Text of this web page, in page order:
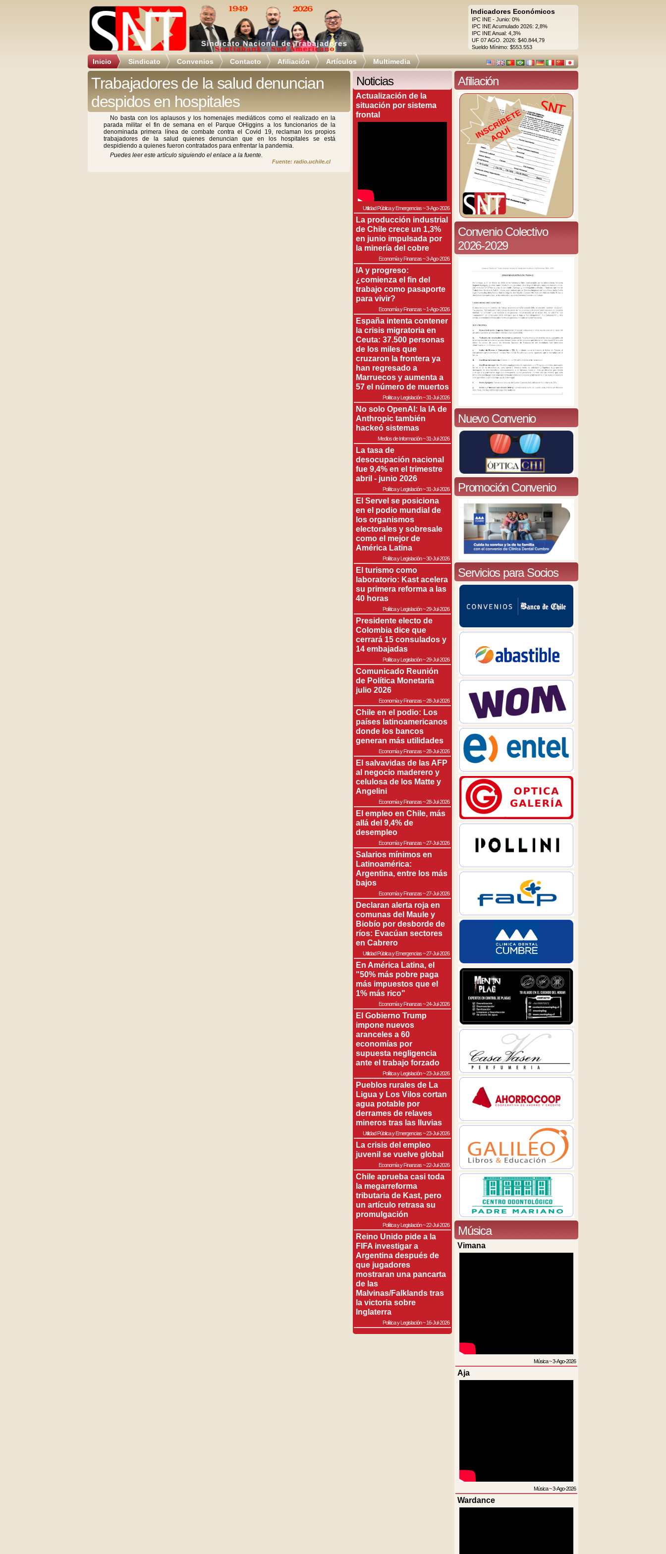
Indicadores Económicos
IPC INE - Junio: 0%
IPC INE Acumulado 2026: 2,8%
IPC INE Anual: 4,3%
UF 07 AGO. 2026: $40.844,79
Sueldo Mínimo: $553.553
Inicio Sindicato Convenios Contacto Afiliación Artículos Multimedia
Trabajadores de la salud denuncian
despidos en hospitales
No basta con los aplausos y los homenajes mediáticos como el realizado en la
parada militar el fin de semana en el Parque OHiggins a los funcionarios de la
denominada primera línea de combate contra el Covid 19, reclaman los propios
trabajadores de la salud quienes denuncian que en los hospitales se está
despidiendo a quienes fueron contratados para enfrentar la pandemia.
Puedes leer este artículo siguiendo el enlace a la fuente.
Fuente: radio.uchile.cl
Noticias
Actualización de la
situación por sistema
frontal
Utilidad Pública y Emergencias~3-Ago-2026
La producción industrial
de Chile crece un 1,3%
en junio impulsada por
la minería del cobre
Economía y Finanzas~3-Ago-2026
IA y progreso:
¿comienza el fin del
trabajo como pasaporte
para vivir?
Economía y Finanzas~1-Ago-2026
España intenta contener
la crisis migratoria en
Ceuta: 37.500 personas
de los miles que
cruzaron la frontera ya
han regresado a
Marruecos y aumenta a
57 el número de muertos
Política y Legislación~31-Jul-2026
No solo OpenAI: la IA de
Anthropic también
hackeó sistemas
Medios de Información~31-Jul-2026
La tasa de
desocupación nacional
fue 9,4% en el trimestre
abril - junio 2026
Política y Legislación~31-Jul-2026
El Servel se posiciona
en el podio mundial de
los organismos
electorales y sobresale
como el mejor de
América Latina
Política y Legislación~30-Jul-2026
El turismo como
laboratorio: Kast acelera
su primera reforma a las
40 horas
Política y Legislación~29-Jul-2026
Presidente electo de
Colombia dice que
cerrará 15 consulados y
14 embajadas
Política y Legislación~29-Jul-2026
Comunicado Reunión
de Política Monetaria
julio 2026
Economía y Finanzas~28-Jul-2026
Chile en el podio: Los
países latinoamericanos
donde los bancos
generan más utilidades
Economía y Finanzas~28-Jul-2026
El salvavidas de las AFP
al negocio maderero y
celulosa de los Matte y
Angelini
Economía y Finanzas~28-Jul-2026
El empleo en Chile, más
allá del 9,4% de
desempleo
Economía y Finanzas~27-Jul-2026
Salarios mínimos en
Latinoamérica:
Argentina, entre los más
bajos
Economía y Finanzas~27-Jul-2026
Declaran alerta roja en
comunas del Maule y
Biobío por desborde de
ríos: Evacúan sectores
en Cabrero
Utilidad Pública y Emergencias~27-Jul-2026
En América Latina, el
"50% más pobre paga
más impuestos que el
1% más rico"
Economía y Finanzas~24-Jul-2026
El Gobierno Trump
impone nuevos
aranceles a 60
economías por
supuesta negligencia
ante el trabajo forzado
Política y Legislación~23-Jul-2026
Pueblos rurales de La
Ligua y Los Vilos cortan
agua potable por
derrames de relaves
mineros tras las lluvias
Utilidad Pública y Emergencias~23-Jul-2026
La crisis del empleo
juvenil se vuelve global
Economía y Finanzas~22-Jul-2026
Chile aprueba casi toda
la megarreforma
tributaria de Kast, pero
un artículo retrasa su
promulgación
Política y Legislación~22-Jul-2026
Reino Unido pide a la
FIFA investigar a
Argentina después de
que jugadores
mostraran una pancarta
de las
Malvinas/Falklands tras
la victoria sobre
Inglaterra
Política y Legislación~16-Jul-2026
Afiliación
Convenio Colectivo
2026-2029
Nuevo Convenio
Promoción Convenio
Servicios para Socios
Música
Vimana
Música~3-Ago-2026
Aja
Música~3-Ago-2026
Wardance